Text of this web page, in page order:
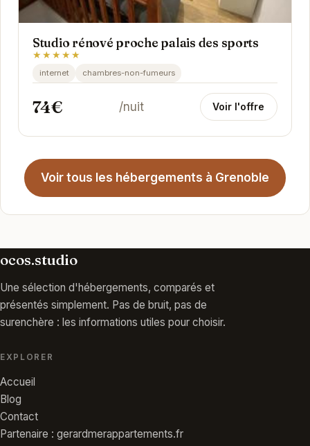
Studio rénové proche palais des sports
★★★★★
internet chambres-non-fumeurs
74€ /nuit Voir l'offre
Voir tous les hébergements à Grenoble
ocos.studio
Une sélection d'hébergements, comparés et
présentés simplement. Pas de bruit, pas de
surenchère : les informations utiles pour choisir.
EXPLORER
Accueil
Blog
Contact
Partenaire : gerardmerappartements.fr